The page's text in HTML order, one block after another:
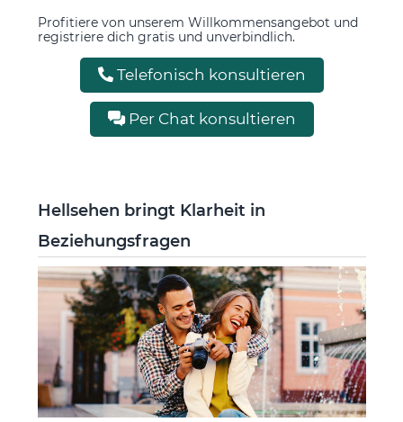
Profitiere von unserem Willkommensangebot und
registriere dich gratis und unverbindlich.
Telefonisch konsultieren
Per Chat konsultieren
Hellsehen bringt Klarheit in
Beziehungsfragen